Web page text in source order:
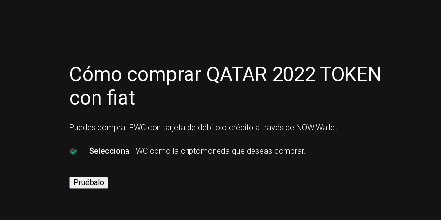
Cómo comprar QATAR 2022 TOKEN
con fiat
Puedes comprar FWC con tarjeta de débito o crédito a través de NOW Wallet:
Selecciona FWC como la criptomoneda que deseas comprar.
Pruébalo